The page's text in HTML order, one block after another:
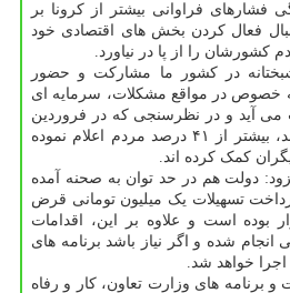
فراوانی بیشتر از کرونا بر
فعال کردن بخش های اقتصادی خود
کشورشان را از پا در نیاورد.
در کشور ما مشارکت و حضور
خصوص در مواقع مشکلات، سرمایه ای
آید و در نظرسنجی که در فروردین
سالجاری در کشور انجام شد، بیشتر از ۴۱ درصد مردم اعلام نموده
کمک کرده اند.
دولت هم در حد توان به صحنه آمده
تسهیلات یک میلیون تومانی قرض
خانوار بوده است و علاوه بر این، اقدامات
شده و اگر نیاز باشد برنامه های
خواهد شد.
و برنامه های وزارت تعاون، کار و رفاه